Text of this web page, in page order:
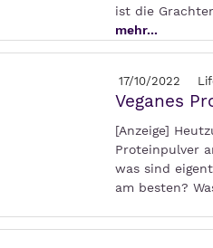
ist die
mehr...
17/10/2022
Veganes
[Anzeige]
Proteinpulver
was sind
am besten?